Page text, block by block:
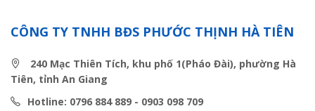
CÔNG TY TNHH BĐS PHƯỚC THỊNH HÀ TIÊN
240 Mạc Thiên Tích, khu phố 1(Pháo Đài), phường Hà
Tiên, tỉnh An Giang
Hotline: 0796 884 889 - 0903 098 709